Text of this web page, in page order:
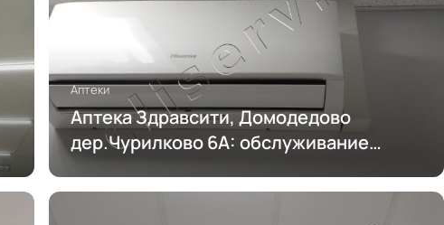
Аптеки
Аптека Здравсити, Домодедово
дер.Чурилково 6А: обслуживание